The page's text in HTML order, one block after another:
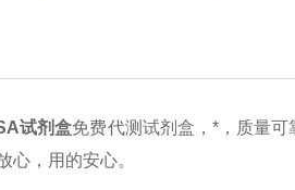
试剂盒免费代测试剂盒，*，质量
心，用的安心。